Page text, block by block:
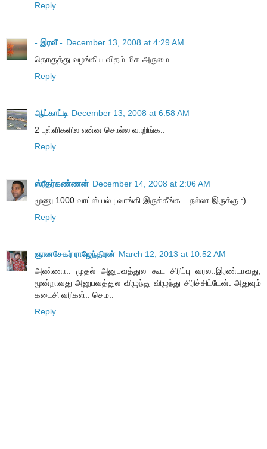
Reply
- இரவீ - December 13, 2008 at 4:29 AM
தொகுத்து வழங்கிய விதம் மிக அருமை.
Reply
ஆட்காட்டி December 13, 2008 at 6:58 AM
2 புள்ளிகளில என்ன சொல்ல வாறிங்க..
Reply
ஸ்ரீதர்கண்ணன் December 14, 2008 at 2:06 AM
மூணு 1000 வாட்ஸ் பல்பு வாங்கி இருக்கீங்க .. நல்லா இருக்கு :)
Reply
ஞானசேகர் ராஜேந்திரன் March 12, 2013 at 10:52 AM
அண்ணா.. முதல் அனுபவத்துல கூட சிரிப்பு வரல..இரண்டாவது,
மூன்றாவது அனுபவத்துல விழுந்து விழுந்து சிரிச்சிட்டேன். அதுவும்
கடைசி வரிகள்.. செம..
Reply